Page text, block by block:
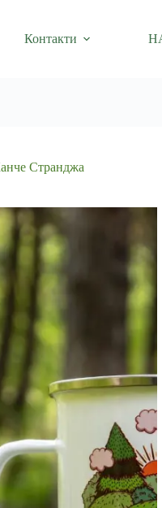
Контакти
Странджа